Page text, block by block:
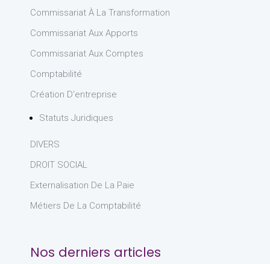
Commissariat À La Transformation
Commissariat Aux Apports
Commissariat Aux Comptes
Comptabilité
Création D'entreprise
Statuts Juridiques
DIVERS
DROIT SOCIAL
Externalisation De La Paie
Métiers De La Comptabilité
Nos derniers articles